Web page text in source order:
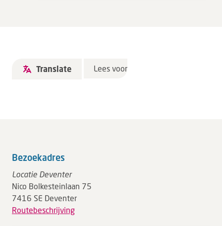
Translate Lees voor
Bezoekadres
Locatie Deventer
Nico Bolkesteinlaan 75
7416 SE Deventer
Routebeschrijving